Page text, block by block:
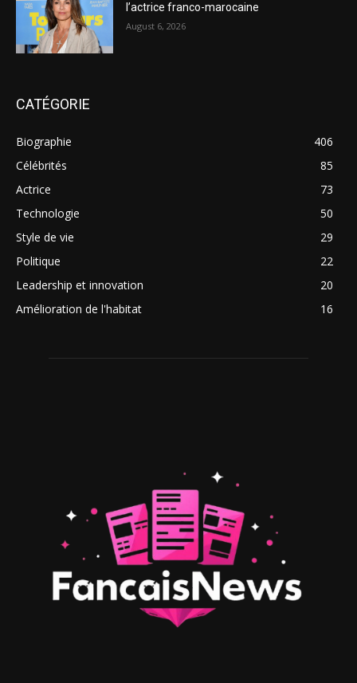
l’actrice franco-marocaine
August 6, 2026
CATÉGORIE
Biographie
406
Célébrités
85
Actrice
73
Technologie
50
Style de vie
29
Politique
22
Leadership et innovation
20
Amélioration de l'habitat
16